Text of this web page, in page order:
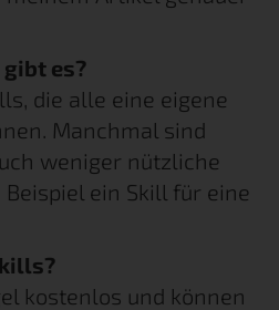
es?
die alle eine eigene
Manchmal sind
weniger nützliche
ein Skill für eine
kostenlos und können